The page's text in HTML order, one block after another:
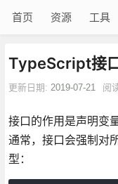
首页 资源 工具
TypeScript接
更新日期: 2019-07-21 阅
接口的作用是声明变
通常，接口会强制对
型：